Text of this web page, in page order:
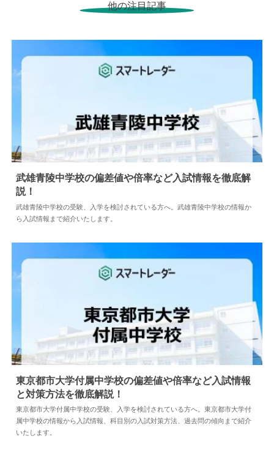
他の注目記事
中学情報 2024.04.18
武雄青陵中学校の偏差値や倍率など入試情報を徹底解
説！
武雄青陵中学校の受験、入学を検討されている方へ。武雄青陵中学校の情報か
ら入試情報まで紹介いたします。
中学情報 2026.07.02
東京都市大学付属中学校の偏差値や倍率など入試情報
と対策方法を徹底解説！
東京都市大学付属中学校の受験、入学を検討されている方へ。東京都市大学付
属中学校の情報から入試情報、科目別の入試対策方法、過去問の傾向まで紹介
いたします。